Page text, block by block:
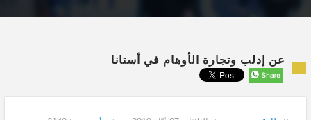
عن إدلب وتجارة الأوهام في أستانا